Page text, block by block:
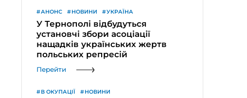
АНОНС НОВИНИ УКРАЇНА
У Тернополі відбудуться
установчі збори асоціації
нащадків українських жертв
польських репресій
Перейти
В ОКУПАЦІЇ НОВИНИ